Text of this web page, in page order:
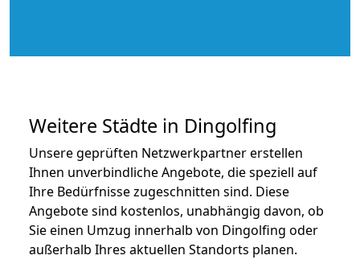
Weitere Städte in Dingolfing
Unsere geprüften Netzwerkpartner erstellen
Ihnen unverbindliche Angebote, die speziell auf
Ihre Bedürfnisse zugeschnitten sind. Diese
Angebote sind kostenlos, unabhängig davon, ob
Sie einen Umzug innerhalb von Dingolfing oder
außerhalb Ihres aktuellen Standorts planen.